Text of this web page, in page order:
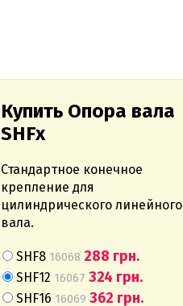
Купить Опора вала
SHFх
Стандартное конечное
крепление для
цилиндрического линейного
вала.
SHF8 16068 288 грн.
SHF12 16067 324 грн.
SHF16 16069 362 грн.